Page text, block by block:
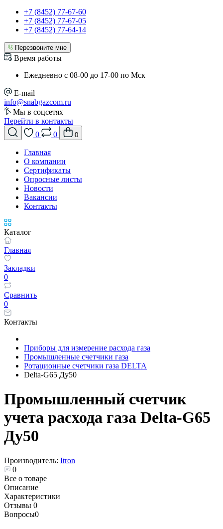
+7 (8452) 77-67-60
+7 (8452) 77-67-05
+7 (8452) 77-64-14
Перезвоните мне
Время работы
Ежедневно с 08-00 до 17-00 по Мск
E-mail
info@snabgazcom.ru
Мы в соцсетях
Перейти в контакты
0
0 0
Главная
О компании
Сертификаты
Опросные листы
Новости
Вакансии
Контакты
Каталог
Главная
Закладки
0
Сравнить
0
Контакты
Приборы для измерение расхода газа
Промышленные счетчики газа
Ротационные счетчики газа DELTA
Delta-G65 Ду50
Промышленный счетчик
учета расхода газа Delta-G65
Ду50
Производитель: Itron
0
Все о товаре
Описание
Характеристики
Отзывы 0
Вопросы0